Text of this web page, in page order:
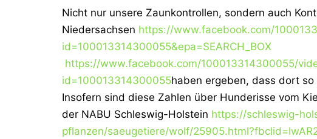
Nicht nur unsere Zaunkontrollen, sondern auch
Niedersachsen https://www.facebook.com/
id=100013314300055&epa=SEARCH_BOX
https://www.facebook.com/100013314300055/
id=100013314300055haben ergeben, dass dort
Insofern sind diese Zahlen über Hunderisse vom
der NABU Schleswig-Holstein https://schleswig-
pflanzen/saeugetiere/wolf/